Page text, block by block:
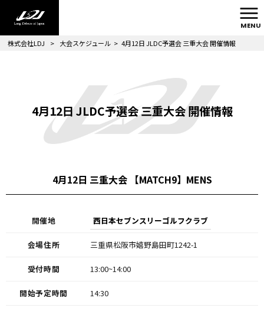
MENU
株式会社LDJ
> 大会スケジュール > 4月12日 JLDC予選会 三重大会 開催情報
4月12日 JLDC予選会 三重大会 開催情報
4月12日 三重大会 【MATCH9】MENS
開催地 西日本セブンスリーゴルフクラブ
会場住所 三重県松阪市嬉野島田町1242-1
受付時間 13:00~14:00
開始予定時間 14:30